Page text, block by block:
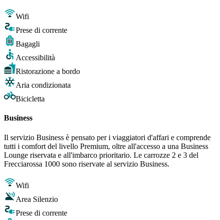
Wifi
Prese di corrente
Bagagli
Accessibilità
Ristorazione a bordo
Aria condizionata
Bicicletta
Business
Il servizio Business è pensato per i viaggiatori d'affari e comprende
tutti i comfort del livello Premium, oltre all'accesso a una Business
Lounge riservata e all'imbarco prioritario. Le carrozze 2 e 3 del
Frecciarossa 1000 sono riservate al servizio Business.
Wifi
Area Silenzio
Prese di corrente